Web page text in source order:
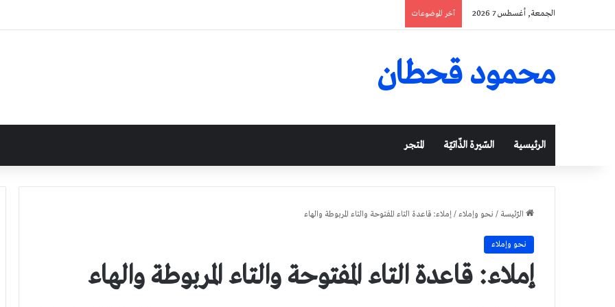
الجمعة, أغسطس 7 2026 آخر الموضوعات
محمود قحطان
الرئيسية السّيرة الذّاتيّة المتجر
الرّئيسة / نحو وإملاء/إملاء: قاعدة التاء المفتوحة والتاء المربوطة والهاء
نحو وإملاء
إملاء: قاعدة التاء المفتوحة والتاء المربوطة والهاء